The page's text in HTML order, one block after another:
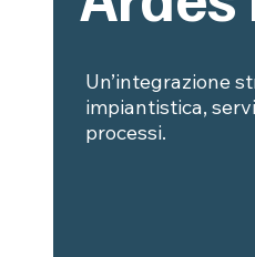
Un’integrazione
impiantistica,
processi.